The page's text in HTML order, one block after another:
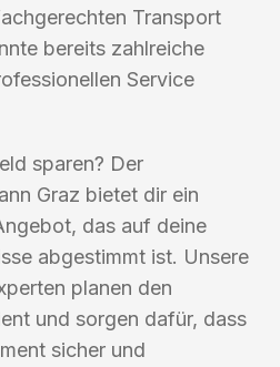
Transport
bereits zahlreiche
Service
sparen? Der
Graz bietet dir ein
das auf deine
abgestimmt ist. Unsere
planen den
und sorgen dafür, dass
sicher und